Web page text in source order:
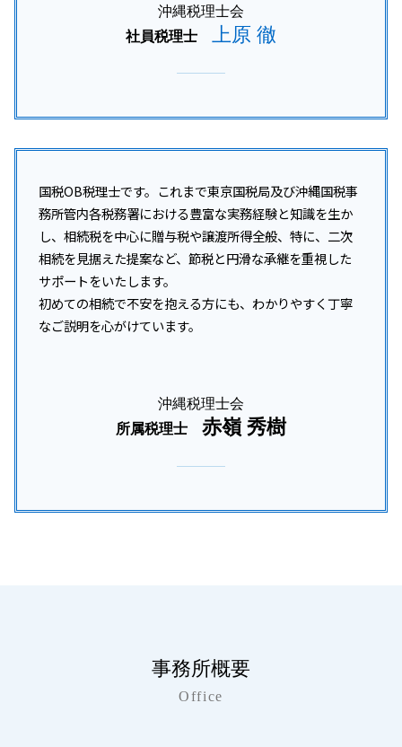
沖縄税理士会
社員税理士
上原 徹
国税OB税理士です。これまで東京国税局及び沖縄国税事
務所管内各税務署における豊富な実務経験と知識を生か
し、相続税を中心に贈与税や譲渡所得全般、特に、二次
相続を見据えた提案など、節税と円滑な承継を重視した
サポートをいたします。
初めての相続で不安を抱える方にも、わかりやすく丁寧
なご説明を心がけています。
沖縄税理士会
所属税理士
赤嶺 秀樹
事務所概要
Office